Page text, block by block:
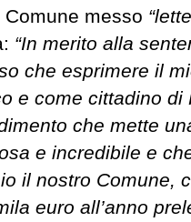
messo
“In merito alla
che esprimere il
e come cittadino di
che mette
e incredibile e
il nostro Comune,
euro all’anno